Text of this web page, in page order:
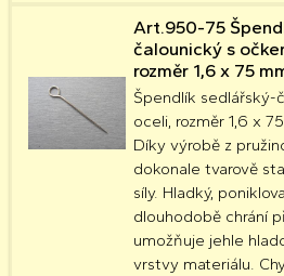
Art.950-75
čalounický s
rozměr 1,6 x 75
Špendlík sedlářský-
oceli, rozměr 1,6 x
Díky výrobě z
dokonale tvarově
síly. Hladký,
dlouhodobě chrání
umožňuje jehle
vrstvy materiálu.